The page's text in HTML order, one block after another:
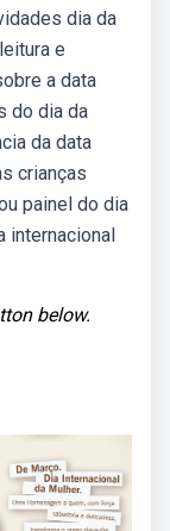
dia da
e
a data
do dia da
da data
crianças
painel do dia
internacional
below.